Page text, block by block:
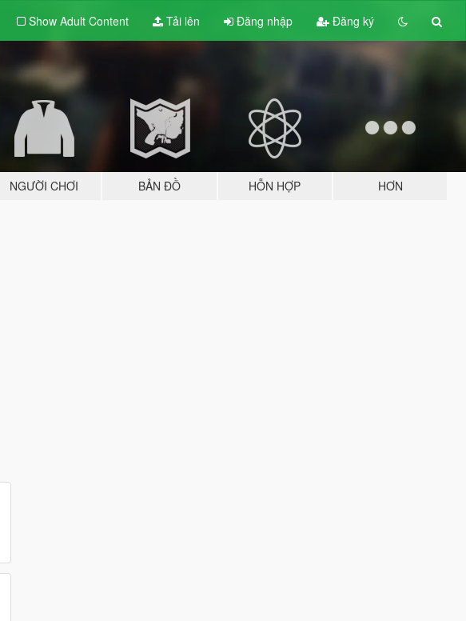
Show Adult Content Tải lên Đăng nhập Đăng ký
NGƯỜI CHƠI BẢN ĐỒ HỖN HỢP HƠN